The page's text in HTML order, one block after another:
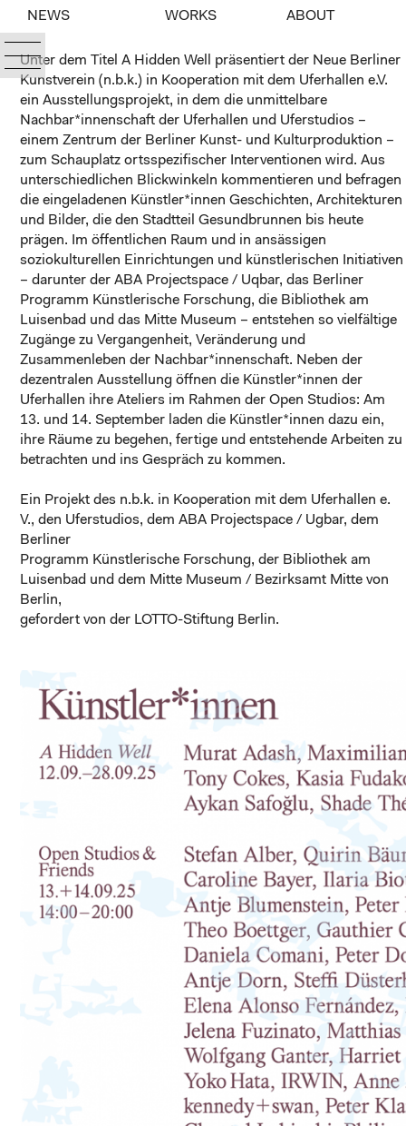
NEWS WORKS ABOUT
Unter dem TitelA Hidden Well
präsentiert der Neue Berliner
Kunstverein (n.b.k.) in Kooperation mit dem Uferhallen e.V.
ein Ausstellungsprojekt, in dem die unmittelbare
Nachbar*innenschaft der Uferhallen und Uferstudios –
einem Zentrum der Berliner Kunst- und Kulturproduktion –
zum Schauplatz ortsspezifischer Interventionen wird. Aus
unterschiedlichen Blickwinkeln kommentieren und befragen
die eingeladenen Künstler*innen Geschichten, Architekturen
und Bilder, die den Stadtteil Gesundbrunnen bis heute
prägen. Im öffentlichen Raum und in ansässigen
soziokulturellen Einrichtungen und künstlerischen Initiativen
– darunter der ABA Projectspace / Uqbar, das Berliner
Programm Künstlerische Forschung, die Bibliothek am
Luisenbad und das Mitte Museum – entstehen so vielfältige
Zugänge zu Vergangenheit, Veränderung und
Zusammenleben der Nachbar*innenschaft. Neben der
dezentralen Ausstellung öffnen die Künstler*innen der
Uferhallen ihre Ateliers im Rahmen der Open Studios: Am
13. und 14. September laden die Künstler*innen dazu ein,
ihre Räume zu begehen, fertige und entstehende Arbeiten zu
betrachten und ins Gespräch zu kommen.
Ein Projekt des n.b.k. in Kooperation mit dem Uferhallen e.
V., den Uferstudios, dem ABA Projectspace / Ugbar, dem
Berliner
Programm Künstlerische Forschung, der Bibliothek am
Luisenbad und dem Mitte Museum / Bezirksamt Mitte von
Berlin,
gefordert von der LOTTO-Stiftung Berlin.